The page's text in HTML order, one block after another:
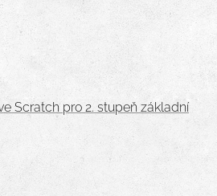
Scratch pro 2. stupeň základní